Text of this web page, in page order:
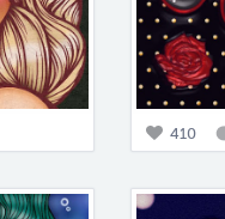
410